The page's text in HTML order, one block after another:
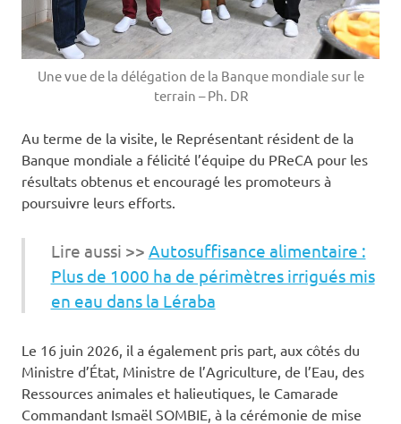
Une vue de la délégation de la Banque mondiale sur le
terrain – Ph. DR
Au terme de la visite, le Représentant résident de la
Banque mondiale a félicité l’équipe du PReCA pour les
résultats obtenus et encouragé les promoteurs à
poursuivre leurs efforts.
Lire aussi >> Autosuffisance alimentaire :
Plus de 1000 ha de périmètres irrigués mis
en eau dans la Léraba
Le 16 juin 2026, il a également pris part, aux côtés du
Ministre d’État, Ministre de l’Agriculture, de l’Eau, des
Ressources animales et halieutiques, le Camarade
Commandant Ismaël SOMBIE, à la cérémonie de mise